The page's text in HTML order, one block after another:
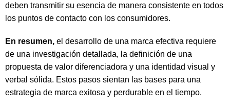
deben transmitir su esencia de manera consistente en todos
los puntos de contacto con los consumidores.
En resumen, el desarrollo de una marca efectiva requiere
de una investigación detallada, la definición de una
propuesta de valor diferenciadora y una identidad visual y
verbal sólida. Estos pasos sientan las bases para una
estrategia de marca exitosa y perdurable en el tiempo.